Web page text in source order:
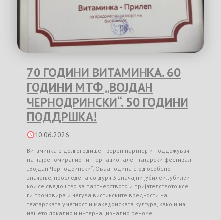
70 ГОДИНИ ВИТАМИНКА. 60
ГОДИНИ МТФ „ВОЈДАН
ЧЕРНОДРИНСКИ“. 50 ГОДИНИ
ПОДДРШКА!
10.06.2026
Витаминка е долгогодишен верен партнер и поддржувач
на најреномираниот интернационален татарски фестивал
„Војдан Чернодрински“. Оваа година е од особено
значење, проследена со дури 3 значајни јубилеи. Јубилеи
кои се сведоштво за партнерството и пријателството кое
ги промовира и негува вистинските вредности на
театарската уметност и македонската култура, како и на
нашето локално и интернационално реноме …